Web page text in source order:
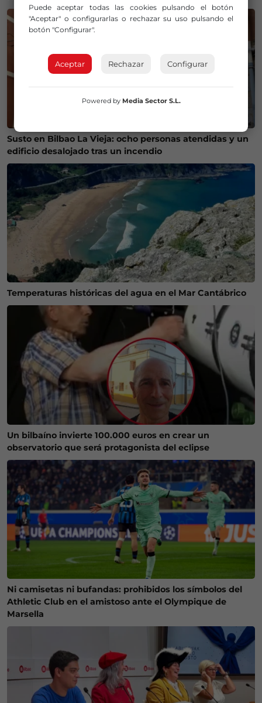
Susto en Bilbao La Vieja: ocho personas atendidas y un
edificio desalojado tras un incendio
Temperaturas históricas del agua en el Mar Cantábrico
Un bilbaíno invierte 100.000 euros en crear un
observatorio que será protagonista del eclipse
Ni camisetas ni bufandas: prohibidos los símbolos del
Athletic Club en el amistoso ante el Olympique de
Marsella
Puede aceptar todas las cookies pulsando el botón
"Aceptar" o configurarlas o rechazar su uso pulsando el
botón "Configurar".
Aceptar Rechazar Configurar
Powered by Media Sector S.L.